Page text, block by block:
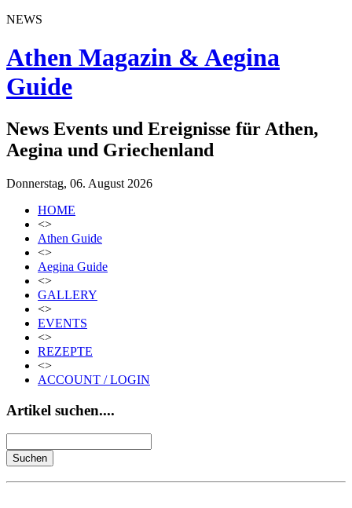
NEWS
Athen Magazin & Aegina
Guide
News Events und Ereignisse für Athen,
Aegina und Griechenland
Donnerstag, 06. August 2026
HOME
<>
Athen Guide
<>
Aegina Guide
<>
GALLERY
<>
EVENTS
<>
REZEPTE
<>
ACCOUNT / LOGIN
Artikel suchen....